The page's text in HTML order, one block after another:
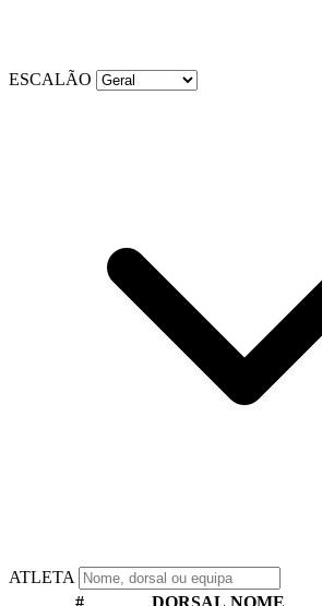
ESCALÃO
ATLETA
#
DORSAL NOME